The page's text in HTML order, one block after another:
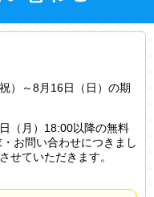
）～8月16日（日）の期
（月）18:00以降の無料
お問い合わせにつきまし
せていただきます。